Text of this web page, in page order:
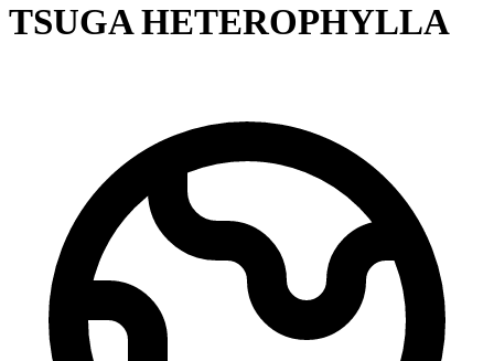
TSUGA HETEROPHYLLA